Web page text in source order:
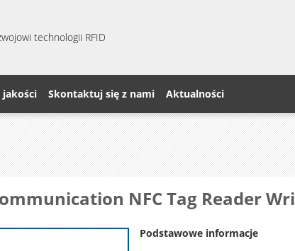
technologii RFID
Skontaktuj się z nami Aktualności
NFC Tag Reader
Podstawowe informacje